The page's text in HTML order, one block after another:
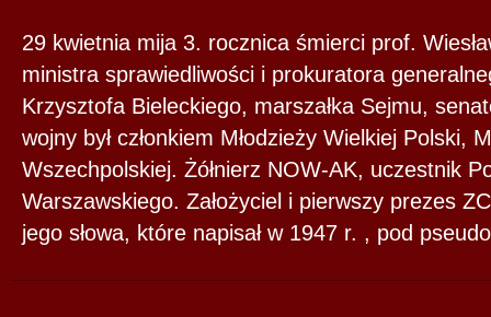
29 kwietnia mija 3. rocznica śmierci prof.
ministra sprawiedliwości i prokuratora
Krzysztofa Bieleckiego, marszałka Sejmu,
wojny był członkiem Młodzieży Wielkiej Polski,
Wszechpolskiej. Żółnierz NOW-AK, uczestnik
Warszawskiego. Założyciel i pierwszy prezes
jego słowa, które napisał w 1947 r. , pod